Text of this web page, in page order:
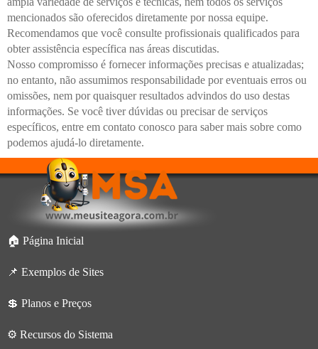
mencionados são oferecidos diretamente por nossa equipe.
Recomendamos que você consulte profissionais qualificados para
obter assistência específica nas áreas discutidas.
Nosso compromisso é fornecer informações precisas e atualizadas;
no entanto, não assumimos responsabilidade por eventuais erros ou
omissões, nem por quaisquer resultados advindos do uso destas
informações. Se você tiver dúvidas ou precisar de serviços
específicos, entre em contato conosco para saber mais sobre como
podemos ajudá-lo diretamente.
🏠 Página Inicial
📌 Exemplos de Sites
💲 Planos e Preços
⚙️ Recursos do Sistema